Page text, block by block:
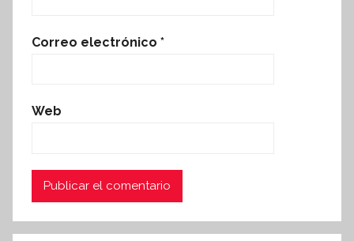
Correo electrónico *
Web